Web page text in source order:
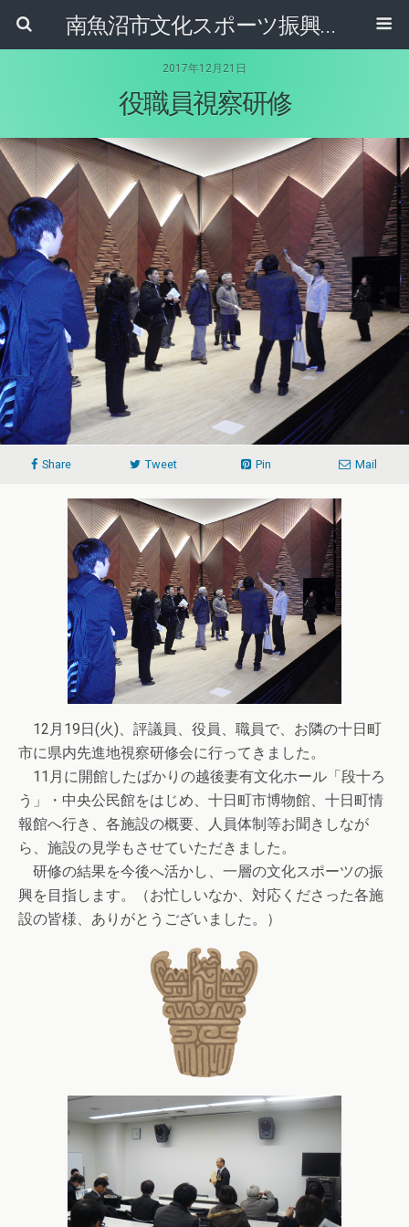
南魚沼市文化スポーツ振興公社
2017年12月21日
役職員視察研修
Share Tweet Pin Mail
12月19日(火)、評議員、役員、職員で、お隣の十日町
市に県内先進地視察研修会に行ってきました。
11月に開館したばかりの越後妻有文化ホール「段十ろ
う」・中央公民館をはじめ、十日町市博物館、十日町情
報館へ行き、各施設の概要、人員体制等お聞きしなが
ら、施設の見学もさせていただきました。
研修の結果を今後へ活かし、一層の文化スポーツの振
興を目指します。（お忙しいなか、対応くださった各施
設の皆様、ありがとうございました。）